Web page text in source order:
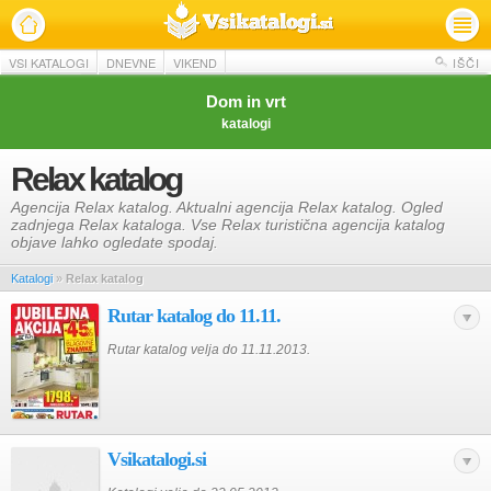
VSI KATALOGI DNEVNE VIKEND IŠČI
Dom in vrt
katalogi
Relax katalog
Agencija Relax katalog. Aktualni agencija Relax katalog. Ogled
zadnjega Relax kataloga. Vse Relax turistična agencija katalog
objave lahko ogledate spodaj.
Katalogi » Relax katalog
Rutar katalog do 11.11.
Rutar katalog velja do 11.11.2013.
Vsikatalogi.si